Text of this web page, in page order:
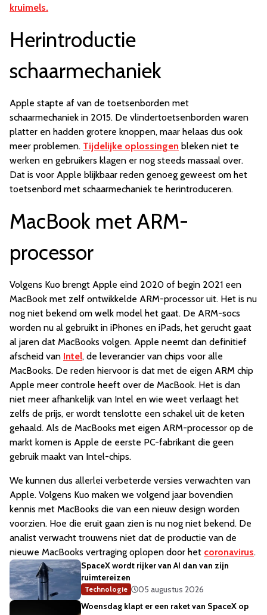
kruimels.
Herintroductie
schaarmechaniek
Apple stapte af van de toetsenborden met
schaarmechaniek in 2015. De vlindertoetsenborden waren
platter en hadden grotere knoppen, maar helaas dus ook
meer problemen. Tijdelijke oplossingen bleken niet te
werken en gebruikers klagen er nog steeds massaal over.
Dat is voor Apple blijkbaar reden genoeg geweest om het
toetsenbord met schaarmechaniek te herintroduceren.
MacBook met ARM-
processor
Volgens Kuo brengt Apple eind 2020 of begin 2021 een
MacBook met zelf ontwikkelde ARM-processor uit. Het is nu
nog niet bekend om welk model het gaat. De ARM-socs
worden nu al gebruikt in iPhones en iPads, het gerucht gaat
al jaren dat MacBooks volgen. Apple neemt dan definitief
afscheid van Intel, de leverancier van chips voor alle
MacBooks. De reden hiervoor is dat met de eigen ARM chip
Apple meer controle heeft over de MacBook. Het is dan
niet meer afhankelijk van Intel en wie weet verlaagt het
zelfs de prijs, er wordt tenslotte een schakel uit de keten
gehaald. Als de MacBooks met eigen ARM-processor op de
markt komen is Apple de eerste PC-fabrikant die geen
gebruik maakt van Intel-chips.
We kunnen dus allerlei verbeterde versies verwachten van
Apple. Volgens Kuo maken we volgend jaar bovendien
kennis met MacBooks die van een nieuw design worden
voorzien. Hoe die eruit gaan zien is nu nog niet bekend. De
analist verwacht trouwens niet dat de productie van de
nieuwe MacBooks vertraging oplopen door het coronavirus.
SpaceX wordt rijker van AI dan van zijn
ruimtereizen
Technologie
05 augustus 2026
Woensdag klapt er een raket van SpaceX op